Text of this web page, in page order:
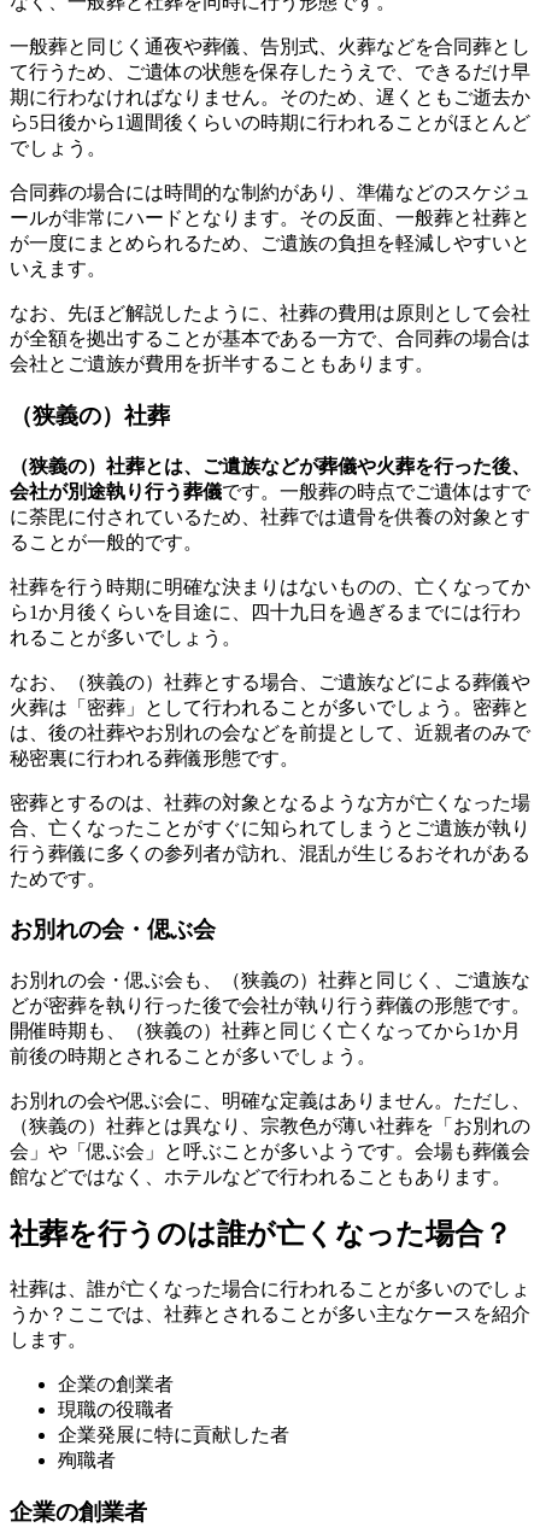
一般葬と同じく通夜や葬儀、告別式、火葬などを合同葬とし
て行うため、ご遺体の状態を保存したうえで、できるだけ早
期に行わなければなりません。そのため、遅くともご逝去か
ら5日後から1週間後くらいの時期に行われることがほとんど
でしょう。
合同葬の場合には時間的な制約があり、準備などのスケジュ
ールが非常にハードとなります。その反面、一般葬と社葬と
が一度にまとめられるため、ご遺族の負担を軽減しやすいと
いえます。
なお、先ほど解説したように、社葬の費用は原則として会社
が全額を拠出することが基本である一方で、合同葬の場合は
会社とご遺族が費用を折半することもあります。
（狭義の）社葬
（狭義の）社葬とは、ご遺族などが葬儀や火葬を行った後、
会社が別途執り行う葬儀です。一般葬の時点でご遺体はすで
に荼毘に付されているため、社葬では遺骨を供養の対象とす
ることが一般的です。
社葬を行う時期に明確な決まりはないものの、亡くなってか
ら1か月後くらいを目途に、四十九日を過ぎるまでには行わ
れることが多いでしょう。
なお、（狭義の）社葬とする場合、ご遺族などによる葬儀や
火葬は「密葬」として行われることが多いでしょう。密葬と
は、後の社葬やお別れの会などを前提として、近親者のみで
秘密裏に行われる葬儀形態です。
密葬とするのは、社葬の対象となるような方が亡くなった場
合、亡くなったことがすぐに知られてしまうとご遺族が執り
行う葬儀に多くの参列者が訪れ、混乱が生じるおそれがある
ためです。
お別れの会・偲ぶ会
お別れの会・偲ぶ会も、（狭義の）社葬と同じく、ご遺族な
どが密葬を執り行った後で会社が執り行う葬儀の形態です。
開催時期も、（狭義の）社葬と同じく亡くなってから1か月
前後の時期とされることが多いでしょう。
お別れの会や偲ぶ会に、明確な定義はありません。ただし、
（狭義の）社葬とは異なり、宗教色が薄い社葬を「お別れの
会」や「偲ぶ会」と呼ぶことが多いようです。会場も葬儀会
館などではなく、ホテルなどで行われることもあります。
社葬を行うのは誰が亡くなった場合？
社葬は、誰が亡くなった場合に行われることが多いのでしょ
うか？ここでは、社葬とされることが多い主なケースを紹介
します。
企業の創業者
現職の役職者
企業発展に特に貢献した者
殉職者
企業の創業者